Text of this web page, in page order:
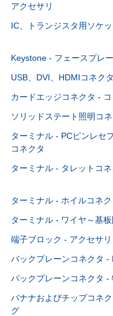
アクセサリ
IC、トランジスタ用ソケ
Keystone - フェースプレ
USB、DVI、HDMIコネク
カードエッジコネクタ - コ
ソリッドステート照明コ
ターミナル - PCピンレセ
コネクタ
ターミナル - タレットコネ
ターミナル - ホイルコネク
ターミナル - ワイヤ～基
端子ブロック - アクセサ
バックプレーンコネクタ -
バックプレーンコネクタ -
バナナおよびチップコネ
グ